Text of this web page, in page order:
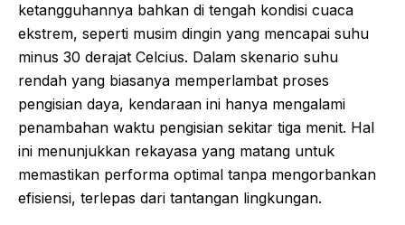
ketangguhannya bahkan di tengah kondisi cuaca
ekstrem, seperti musim dingin yang mencapai suhu
minus 30 derajat Celcius. Dalam skenario suhu
rendah yang biasanya memperlambat proses
pengisian daya, kendaraan ini hanya mengalami
penambahan waktu pengisian sekitar tiga menit. Hal
ini menunjukkan rekayasa yang matang untuk
memastikan performa optimal tanpa mengorbankan
efisiensi, terlepas dari tantangan lingkungan.